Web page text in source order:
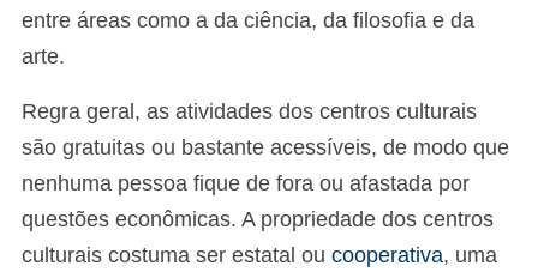
entre áreas como a da ciência, da filosofia e da
arte.
Regra geral, as atividades dos centros culturais
são gratuitas ou bastante acessíveis, de modo que
nenhuma pessoa fique de fora ou afastada por
questões econômicas. A propriedade dos centros
culturais costuma ser estatal ou cooperativa, uma